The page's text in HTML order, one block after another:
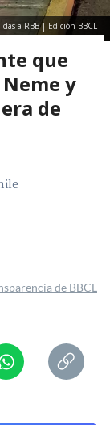
a RBB | Edición BBCL
que
y
de
de BBCL